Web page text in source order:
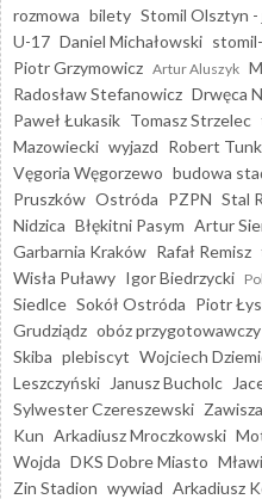
rozmowa bilety Stomil Olsztyn -
U-17 Daniel Michałowski
Piotr Grzymowicz Artur Aluszyk
Radosław Stefanowicz Drwęca
Paweł Łukasik Tomasz Strzelec
Mazowiecki wyjazd Robert
Vęgoria Węgorzewo budowa
Pruszków Ostróda PZPN Stal
Nidzica Błękitni Pasym Artur
Garbarnia Kraków Rafał Remisz
Wisła Puławy Igor Biedrzycki
Siedlce Sokół Ostróda Piotr
Grudziądz obóz przygotowawczy
Skiba plebiscyt Wojciech
Leszczyński
Janusz Bucholc
Sylwester Czereszewski
Kun Arkadiusz Mroczkowski
Wojda DKS Dobre Miasto
Zin Stadion wywiad Arkadiusz